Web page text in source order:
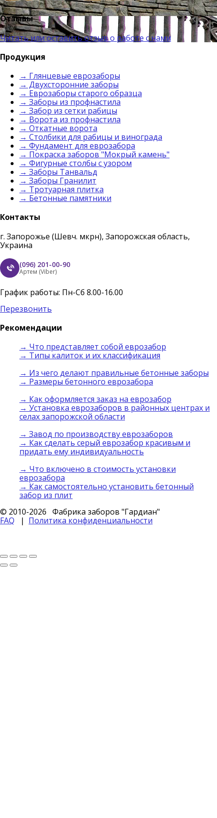
Отзывы
Читать или оставить отзыв о работе с нами
Продукция
→ Глянцевые еврозаборы
→ Двухсторонние заборы
→ Еврозаборы старого образца
→ Заборы из профнастила
→ Забор из сетки рабицы
→ Ворота из профнастила
→ Откатные ворота
→ Столбики для рабицы и винограда
→ Фундамент для еврозабора
→ Покраска заборов "Мокрый камень"
→ Фигурные столбы с узором
→ Заборы Танвальд
→ Заборы Гранилит
→ Тротуарная плитка
→ Бетонные памятники
Контакты
г. Запорожье (Шевч. мкрн), Запорожская область,
Украина
(096) 201-00-90
Артем (Viber)
График работы: Пн-Сб 8.00-16.00
Перезвонить
Рекомендации
→ Что представляет собой еврозабор
→ Типы калиток и их классификация
→ Из чего делают правильные бетонные заборы
→ Размеры бетонного еврозабора
→ Как оформляется заказ на еврозабор
→ Установка еврозаборов в районных центрах и
селах запорожской области
→ Завод по производству еврозаборов
→ Как сделать серый еврозабор красивым и
придать ему индивидуальность
→ Что включено в стоимость установки
еврозабора
→ Как самостоятельно установить бетонный
забор из плит
© 2010-2026 Фабрика заборов "Гардиан"
FAQ | Политика конфиденциальности